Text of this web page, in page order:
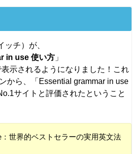
ッチ）が、
in use 使い方 」
示されるようになりました！これ
から、「Essential grammar in use
サイトと評価されたということ
世界的ベストセラーの実用英文法